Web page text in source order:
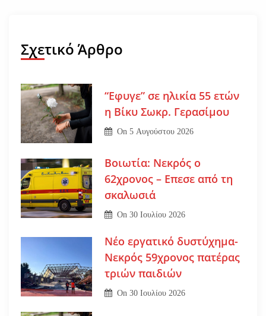
Σχετικό Άρθρο
“Εφυγε” σε ηλικία 55 ετών
η Βίκυ Σωκρ. Γερασίμου
On5 Αυγούστου 2026
Βοιωτία: Νεκρός ο
62χρονος – Επεσε από τη
σκαλωσιά
On30 Ιουλίου 2026
Νέο εργατικό δυστύχημα-
Νεκρός 59χρονος πατέρας
τριών παιδιών
On30 Ιουλίου 2026